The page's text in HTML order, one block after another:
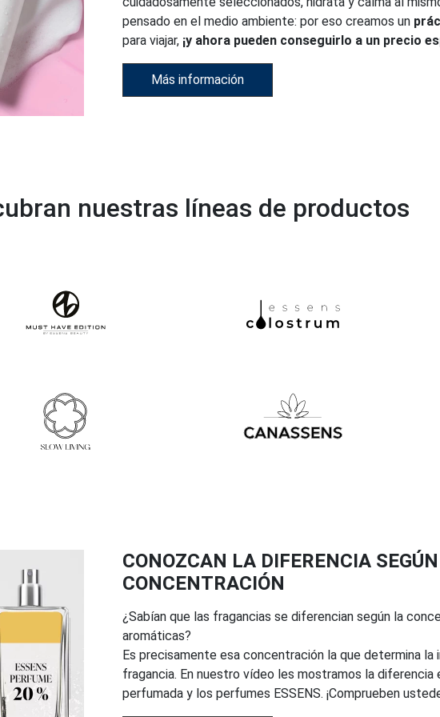
pensado en el medio ambiente: por eso creamos un
para viajar, ¡y ahora pueden conseguirlo a un precio
Más información
nuestras líneas de productos
CONOZCAN LA DIFERENCIA
CONCENTRACIÓN
¿Sabían que las fragancias se diferencian según la
aromáticas?
Es precisamente esa concentración la que determina la
fragancia. En nuestro vídeo les mostramos la diferencia
perfumada y los perfumes ESSENS. ¡Comprueben